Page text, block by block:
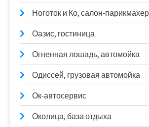
Ноготок и Ко, салон-
Оазис, гостиница
Огненная лошадь, автомойка
Одиссей, грузовая автомойка
Ок-автосервис
Околица, база отдыха